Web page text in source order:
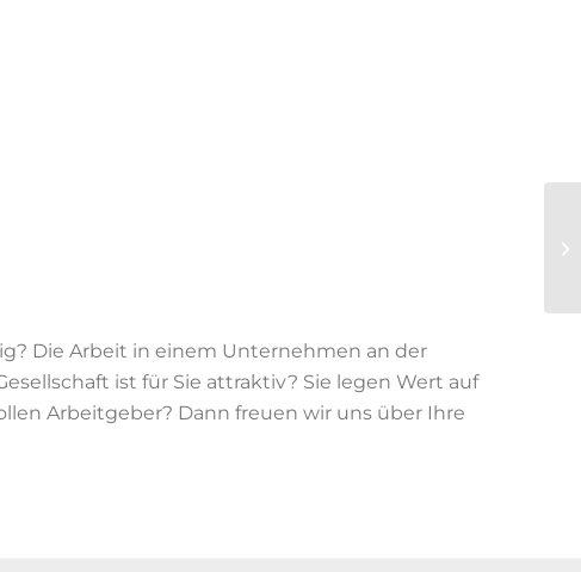
Die Arbeit in einem Unternehmen an der
ist für Sie attraktiv? Sie legen Wert auf
Arbeitgeber? Dann freuen wir uns über Ihre